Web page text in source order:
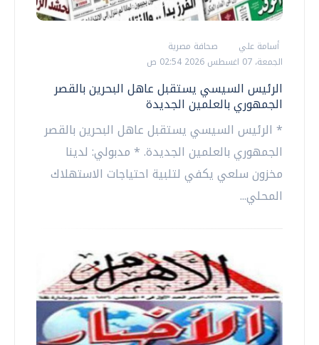
أسامة علي
صحافة مصرية
الجمعة، 07 اغسطس 2026 02:54 ص
الرئيس السيسي يستقبل عاهل البحرين بالقصر
الجمهوري بالعلمين الجديدة
* الرئيس السيسي يستقبل عاهل البحرين بالقصر
الجمهوري بالعلمين الجديدة. * مدبولي: لدينا
مخزون سلعي يكفي لتلبية احتياجات الاستهلاك
المحلي...